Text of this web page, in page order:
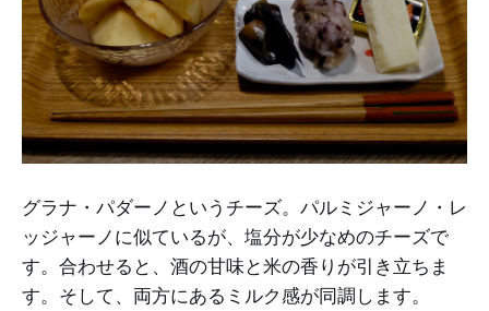
グラナ・パダーノというチーズ。パルミジャーノ・レ
ッジャーノに似ているが、塩分が少なめのチーズで
す。合わせると、酒の甘味と米の香りが引き立ちま
す。そして、両方にあるミルク感が同調します。